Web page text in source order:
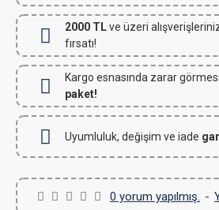
2000 TLve üzeri
fırsatı!
Kargo esnasında zarar
paket!
Uyumluluk, değişim ve iade
0 yorum yapılmış. -